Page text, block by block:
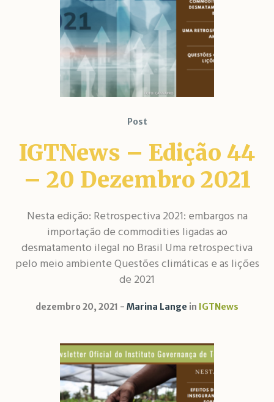
Post
IGTNews – Edição 44
– 20 Dezembro 2021
Nesta edição: ​​Retrospectiva 2021: embargos na
importação de commodities ligadas ao
desmatamento ilegal no Brasil Uma retrospectiva
pelo meio ambiente Questões climáticas e as lições
de 2021
dezembro 20, 2021 Marina Lange in IGTNews